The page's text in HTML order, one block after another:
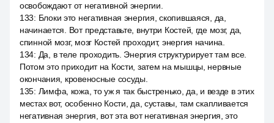
освобождают от негативной энергии.
133: Блоки это негативная энергия, скопившаяся, да,
начинается. Вот представьте, внутри Костей, где мозг, да,
спинной мозг, мозг Костей проходит, энергия начина.
134: Да, в теле проходить. Энергия структурирует там все.
Потом это приходит на Кости, затем на мышцы, нервные
окончания, кровеносные сосуды.
135: Лимфа, кожа, то уж я так быстренько, да, и везде в этих
местах вот, особенно Кости, да, суставы, там скапливается
негативная энергия, вот эта вот негативная энергия, это